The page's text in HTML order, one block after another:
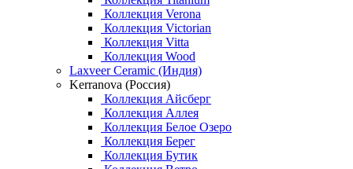
Коллекция Verona
Коллекция Victorian
Коллекция Vitta
Коллекция Wood
Laxveer Ceramic (Индия)
Kerranova (Россия)
Коллекция Айсберг
Коллекция Аллея
Коллекция Белое Озеро
Коллекция Берег
Коллекция Бутик